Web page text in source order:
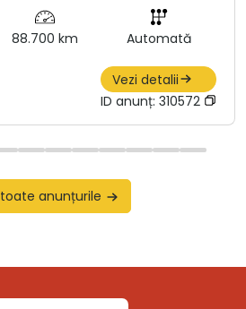
88.700 km Automată
Vezi detalii
ID anunț: 310572
anunțurile